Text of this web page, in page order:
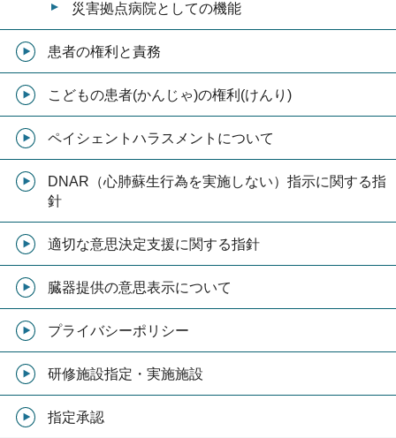
災害拠点病院としての機能
患者の権利と責務
こどもの患者(かんじゃ)の権利(けんり)
ペイシェントハラスメントについて
DNAR（心肺蘇生行為を実施しない）指示に関する指
針
適切な意思決定支援に関する指針
臓器提供の意思表示について
プライバシーポリシー
研修施設指定・実施施設
指定承認